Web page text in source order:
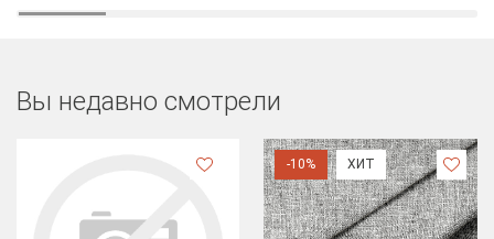
Вы недавно смотрели
-10% ХИТ